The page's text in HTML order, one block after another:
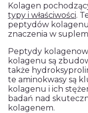
Kolagen
typy i właściwości.
peptydów
znaczenia w
Peptydy
kolagenu są
także
te aminokwasy są
kolagenu i ich
badań nad
kolagenem.